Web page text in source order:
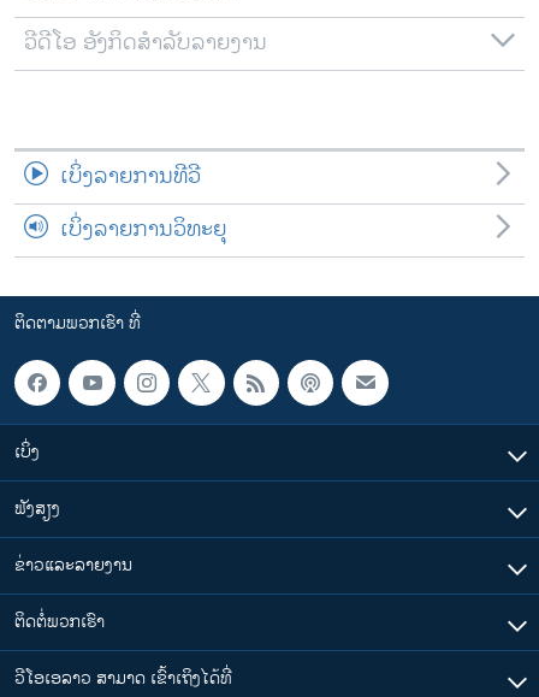
ວີດີໂອ ອັງກິດສຳລັບລາຍງານ
ເບິ່ງລາຍການທີວີ
ເບິ່ງລາຍການວິທະຍຸ
ຕິດຕາມພວກເຮົາ ທີ່
ເບິ່ງ
ຟັງສຽງ
ຂ່າວແລະລາຍງານ
ຕິດຕໍ່ພວກເຮົາ
ວີໂອເອລາວ ສາມາດ ເຂົ້າເຖິງໄດ້ທີ່